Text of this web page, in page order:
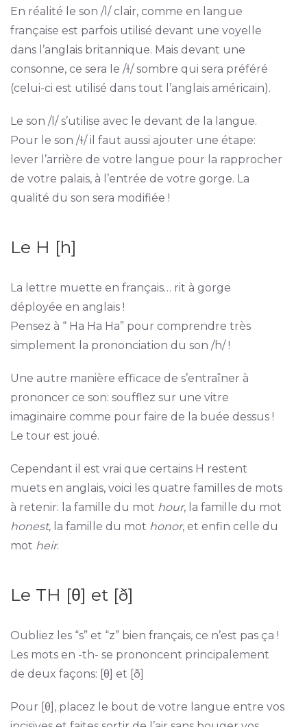
En réalité le son /l/ clair, comme en langue
française est parfois utilisé devant une voyelle
dans l’anglais britannique. Mais devant une
consonne, ce sera le /ɫ/ sombre qui sera préféré
(celui-ci est utilisé dans tout l’anglais américain).
Le son /l/ s’utilise avec le devant de la langue.
Pour le son /ɫ/ il faut aussi ajouter une étape:
lever l’arrière de votre langue pour la rapprocher
de votre palais, à l’entrée de votre gorge. La
qualité du son sera modifiée !
Le H [h]
La lettre muette en français… rit à gorge
déployée en anglais !
Pensez à “ Ha Ha Ha” pour comprendre très
simplement la prononciation du son /h/ !
Une autre manière efficace de s’entraîner à
prononcer ce son: soufflez sur une vitre
imaginaire comme pour faire de la buée dessus !
Le tour est joué.
Cependant il est vrai que certains H restent
muets en anglais, voici les quatre familles de mots
à retenir: la famille du mot hour, la famille du mot
honest,la famille du mot honor, et enfin celle du
mot heir.
Le TH [θ] et [ð]
Oubliez les “s” et “z” bien français, ce n’est pas ça !
Les mots en -th- se prononcent principalement
de deux façons: [θ] et [ð]
Pour [θ], placez le bout de votre langue entre vos